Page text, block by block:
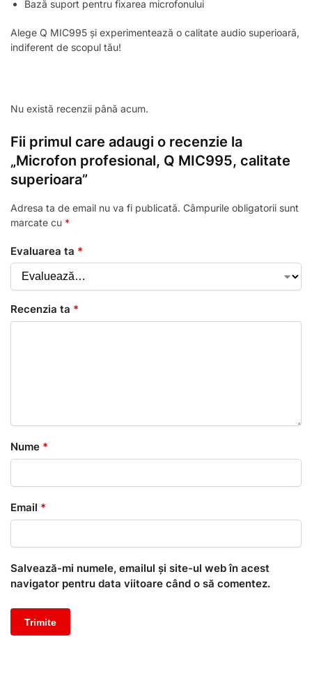
Bază suport pentru fixarea microfonului
Alege Q MIC995 și experimentează o calitate audio superioară,
indiferent de scopul tău!
Nu există recenzii până acum.
Fii primul care adaugi o recenzie la
„Microfon profesional, Q MIC995, calitate
superioara”
Adresa ta de email nu va fi publicată. Câmpurile obligatorii sunt
marcate cu *
Evaluarea ta *
Recenzia ta *
Nume *
Email *
Salvează-mi numele, emailul și site-ul web în acest
navigator pentru data viitoare când o să comentez.